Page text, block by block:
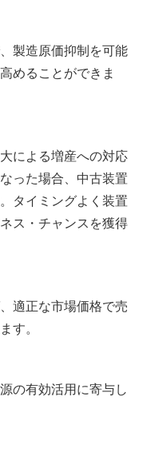
製造原価抑制を可能
めることができま
による増産への対応
った場合、中古装置
タイミングよく装置
ス・チャンスを獲得
適正な市場価格で売
す。
の有効活用に寄与し